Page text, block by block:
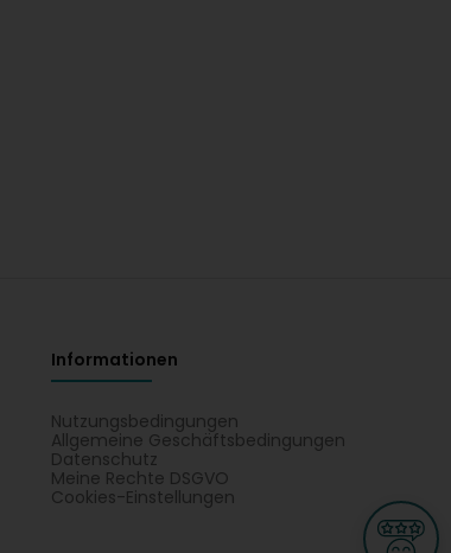
Informationen
Nutzungsbedingungen
Allgemeine Geschäftsbedingungen
Datenschutz
Meine Rechte DSGVO
Cookies-Einstellungen